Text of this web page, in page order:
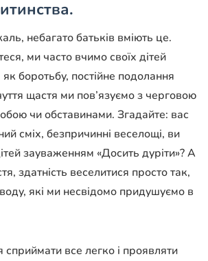
небагато батьків вміють це.
ми часто вчимо своїх дітей
боротьбу, постійне подолання
щастя ми пов’язуємо з черговою
чи обставинами. Згадайте: вас
сміх, безпричинні веселощі, ви
зауваженням «Досить дуріти»? А
здатність веселитися просто так,
які ми несвідомо придушуємо в
все легко і проявляти